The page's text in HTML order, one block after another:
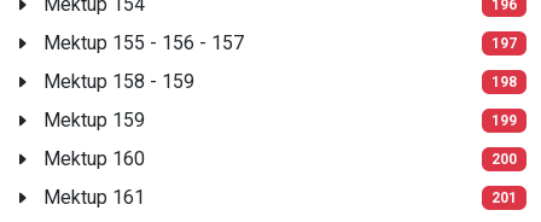
196
Mektup 155 - 156 - 157 197
Mektup 158 - 159 198
Mektup 159 199
Mektup 160 200
Mektup 161 201